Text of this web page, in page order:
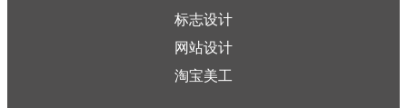
标志设计
网站设计
淘宝美工